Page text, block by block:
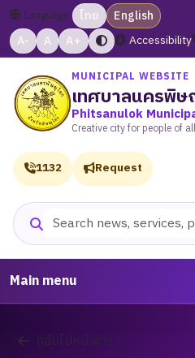
Language: ไทย
English
A-
A A+ Accessibility
MUNICIPAL WEBSITE
เทศบาลนครพิษ
Phitsanulok
Creative city for people of
Search website
1132 Request
Main menu
กลับไปหน้าข่าว